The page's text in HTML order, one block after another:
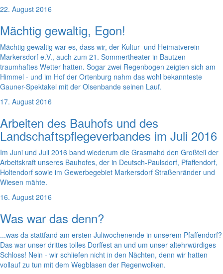
22. August 2016
Mächtig gewaltig, Egon!
Mächtig gewaltig war es, dass wir, der Kultur- und Heimatverein
Markersdorf e.V., auch zum 21. Sommertheater in Bautzen
traumhaftes Wetter hatten. Sogar zwei Regenbogen zeigten sich am
Himmel - und im Hof der Ortenburg nahm das wohl bekannteste
Gauner-Spektakel mit der Olsenbande seinen Lauf.
17. August 2016
Arbeiten des Bauhofs und des
Landschaftspflegeverbandes im Juli 2016
Im Juni und Juli 2016 band wiederum die Grasmahd den Großteil der
Arbeitskraft unseres Bauhofes, der in Deutsch-Paulsdorf, Pfaffendorf,
Holtendorf sowie im Gewerbegebiet Markersdorf Straßenränder und
Wiesen mähte.
16. August 2016
Was war das denn?
...was da stattfand am ersten Juliwochenende in unserem Pfaffendorf?
Das war unser drittes tolles Dorffest an und um unser altehrwürdiges
Schloss! Nein - wir schliefen nicht in den Nächten, denn wir hatten
vollauf zu tun mit dem Wegblasen der Regenwolken.